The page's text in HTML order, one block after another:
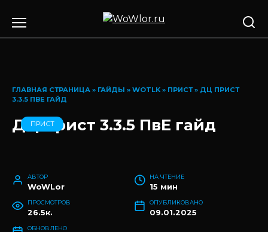
содержанию
ГЛАВНАЯ СТРАНИЦА » ГАЙДЫ » WOTLK » ПРИСТ» ДЦ ПРИСТ
3.3.5 ПВЕ ГАЙД
ДЦ Прист 3.3.5 ПвЕ гайд
ПРИСТ
АВТОР
WoWLor
НА ЧТЕНИЕ
15 мин
ПРОСМОТРОВ
26.5к.
ОПУБЛИКОВАНО
09.01.2025
ОБНОВЛЕНО